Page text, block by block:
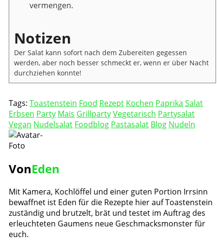
vermengen.
Notizen
Der Salat kann sofort nach dem Zubereiten gegessen
werden, aber noch besser schmeckt er, wenn er über Nacht
durchziehen konnte!
Tags: Toastenstein Food Rezept Kochen Paprika Salat
Erbsen Party Mais GrillpartyVegetarisch Partysalat
Vegan Nudelsalat Foodblog Pastasalat Blog Nudeln
VonEden
Mit Kamera, Kochlöffel und einer guten Portion Irrsinn
bewaffnet ist Eden für die Rezepte hier auf Toastenstein
zuständig und brutzelt, brät und testet im Auftrag des
erleuchteten Gaumens neue Geschmacksmonster für
euch.